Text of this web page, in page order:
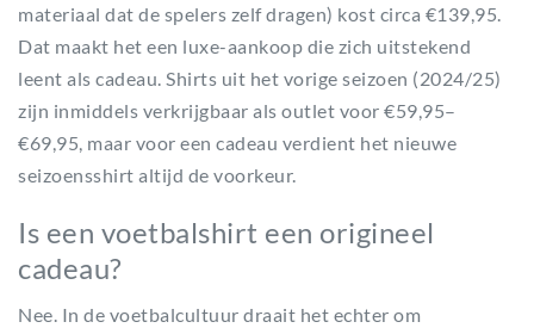
materiaal dat de spelers zelf dragen) kost circa €139,95.
Dat maakt het een luxe-aankoop die zich uitstekend
leent als cadeau. Shirts uit het vorige seizoen (2024/25)
zijn inmiddels verkrijgbaar als outlet voor €59,95–
€69,95, maar voor een cadeau verdient het nieuwe
seizoensshirt altijd de voorkeur.
Is een voetbalshirt een origineel
cadeau?
Nee. In de voetbalcultuur draait het echter om